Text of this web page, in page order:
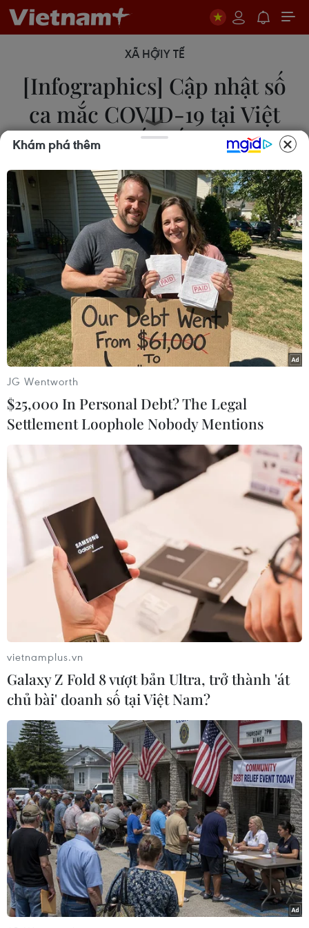
XÃ HỘIY TẾ
[Infographics] Cập nhật số
ca mắc COVID-19 tại Việt
Nam đến tối 15/9
15/09/2021 12:48
Kể từ đầu dịch đến nay Việt Nam có 645.640 ca
nhiễm, đứng thứ 47/222 quốc gia và vùng lãnh
thổ, trong khi với tỷ lệ số ca nhiễm/1 triệu dân, Việt
Nam đứng thứ 156/222 quốc gia và vùng lãnh thổ.
Khám phá thêm
JG Wentworth
$25,000 In Personal Debt? The Legal
Settlement Loophole Nobody Mentions
vietnamplus.vn
Galaxy Z Fold 8 vượt bản Ultra, trở thành 'át
chủ bài' doanh số tại Việt Nam?